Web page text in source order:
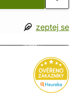
zeptej se